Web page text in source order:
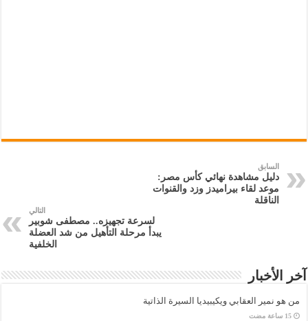
السابق
دليل مشاهدة نهائي كأس مصر:
موعد لقاء بيراميدز وزد والقنوات
الناقلة
التالي
لسرعة تجهيزه.. مصطفى شوبير
يبدأ مرحلة التأهيل من شد العضلة
الخلفية
آخر الأخبار
من هو نمير العقابي ويكيبيديا السيرة الذاتية
‏15 ساعة مضت